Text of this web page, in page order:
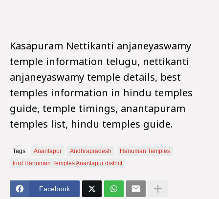
Kasapuram Nettikanti anjaneyaswamy
temple information telugu, nettikanti
anjaneyaswamy temple details, best
temples information in hindu temples
guide, temple timings, anantapuram
temples list, hindu temples guide.
Tags Anantapur Andhrapradesh
Hanuman Temples
lord Hanuman Temples Anantapur district
Facebook